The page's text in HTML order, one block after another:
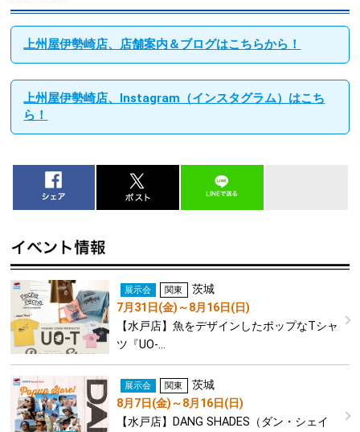
上州屋伊勢崎店、店舗案内＆ブログはこちらから！
上州屋伊勢崎店、Instagram（インスタグラム）はこち
ら！
展示会 関東
茨城
7月31日(金)～8月16日(日)
【水戸店】魚をデザインしたポップなTシャ
ツ『UO-…
展示会 関東
茨城
8月7日(金)～8月16日(日)
【水戸店】DANG SHADES（ダン・シェイ